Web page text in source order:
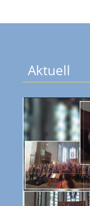
Aktuell